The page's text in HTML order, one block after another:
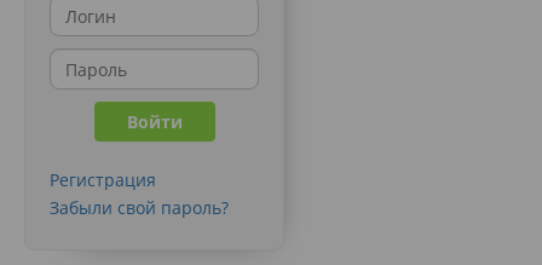
Регистрация
Забыли свой пароль?